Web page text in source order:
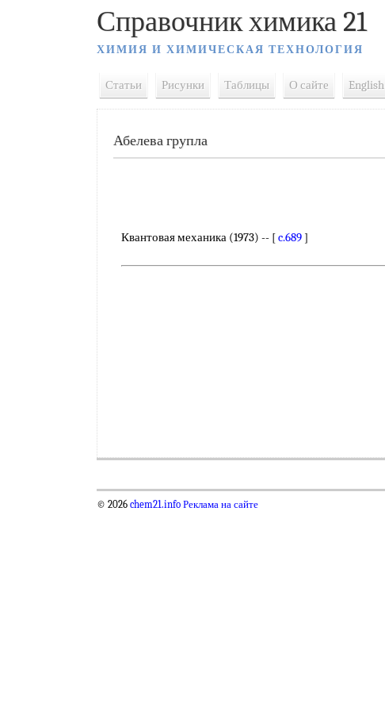
Справочник химика 21
ХИМИЯ И ХИМИЧЕСКАЯ ТЕХНОЛОГИЯ
Статьи Рисунки Таблицы О сайте English
Абелева групла
Квантовая механика (1973) -- [c.689 ]
© 2026 chem21.info Реклама на сайте